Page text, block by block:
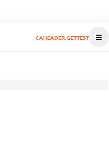
CAHEADER.GETTEST